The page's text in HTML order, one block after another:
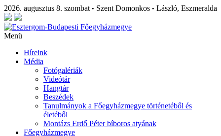
2026. augusztus 8. szombat • Szent Domonkos • László, Eszmeralda
Menü
Híreink
Média
Fotógalériák
Videótár
Hangtár
Beszédek
Tanulmányok a Főegyházmegye történetéből és
életéből
Montázs Erdő Péter bíboros atyának
Főegyházmegye